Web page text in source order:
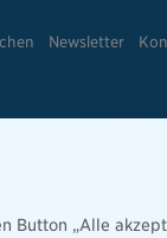
Newsletter
Button „Alle